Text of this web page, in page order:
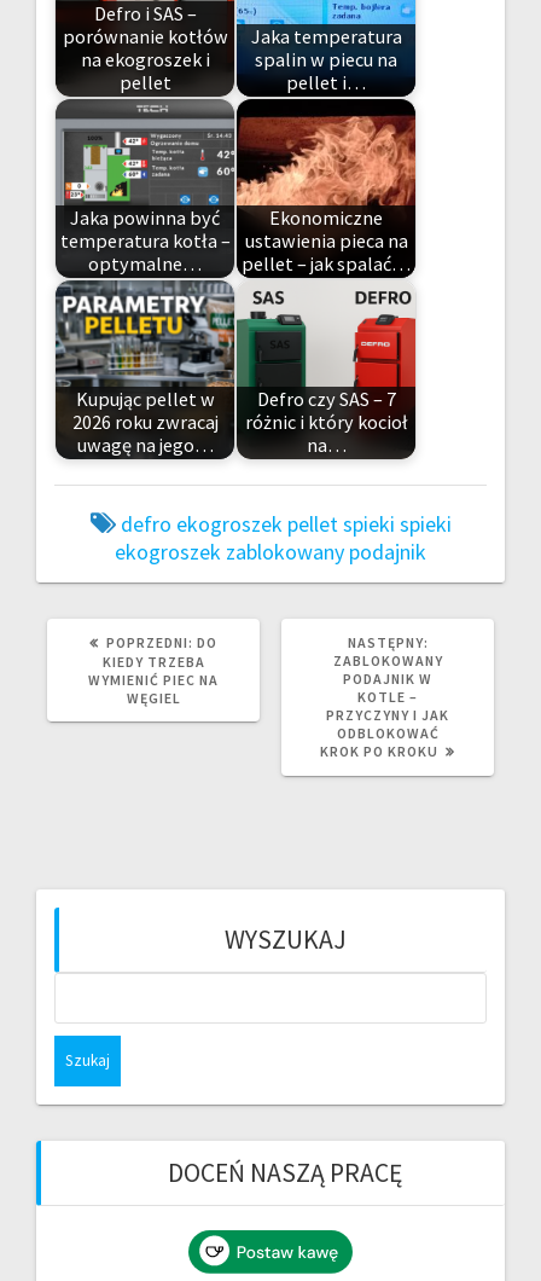
Defro i SAS –
porównanie kotłów
na ekogroszek i
pellet
Jaka temperatura
spalin w piecu na
pellet i…
Jaka powinna być
temperatura kotła –
optymalne…
Ekonomiczne
ustawienia pieca na
pellet – jak spalać…
Kupując pellet w
2026 roku zwracaj
uwagę na jego…
Defro czy SAS – 7
różnic i który kocioł
na…
defro ekogroszek pelletspieki spieki
ekogroszek zablokowany podajnik
POPRZEDNI: POPRZEDNI
WPIS:
DO
KIEDY TRZEBA
WYMIENIĆ PIEC NA
WĘGIEL
NASTĘPNY:
WPIS:
ZABLOKOWANY
PODAJNIK W
KOTLE –
PRZYCZYNY I JAK
ODBLOKOWAĆ
KROK PO KROKU
WYSZUKAJ
DOCEŃ NASZĄ PRACĘ